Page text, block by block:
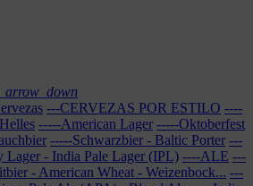
---CERVEZAS POR ESTILO ----
-----American Lager -----Oktoberfest
-----Schwarzbier - Baltic Porter ---
Lager - India Pale Lager (IPL) ----ALE ---
- American Wheat - Weizenbock... ---